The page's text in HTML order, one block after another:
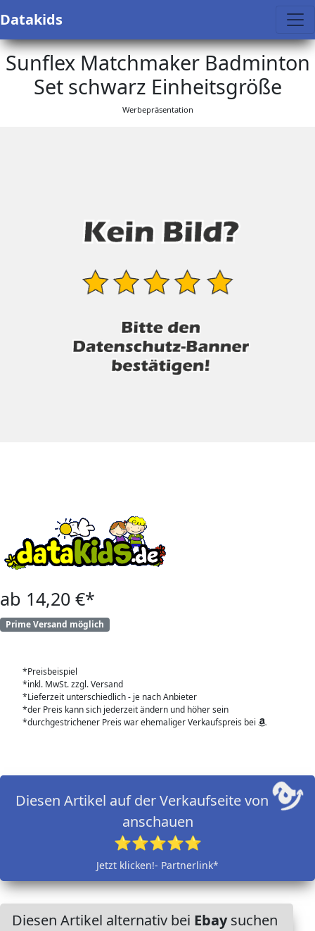
Datakids
Sunflex Matchmaker Badminton
Set schwarz Einheitsgröße
Werbepräsentation
ab 14,20 €*
Prime Versand möglich
*Preisbeispiel
*inkl. MwSt. zzgl. Versand
*Lieferzeit unterschiedlich - je nach Anbieter
*der Preis kann sich jederzeit ändern und höher sein
*durchgestrichener Preis war ehemaliger Verkaufspreis bei
Diesen Artikel auf der Verkaufseite von
anschauen
⭐⭐⭐⭐⭐
Jetzt klicken!- Partnerlink*
Diesen Artikel alternativ bei Ebaysuchen